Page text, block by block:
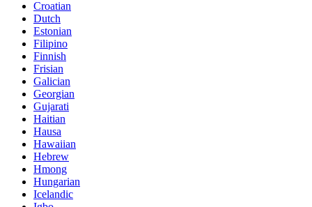
Croatian
Dutch
Estonian
Filipino
Finnish
Frisian
Galician
Georgian
Gujarati
Haitian
Hausa
Hawaiian
Hebrew
Hmong
Hungarian
Icelandic